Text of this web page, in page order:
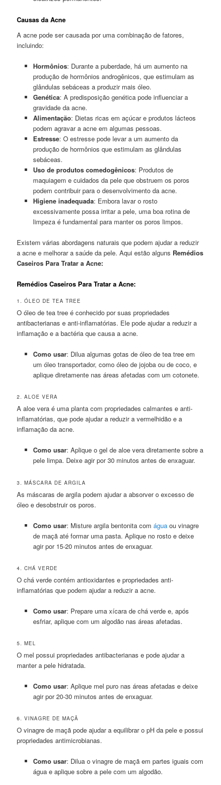
Causas da Acne
A acne pode ser causada por uma combinação de fatores,
incluindo:
Hormônios: Durante a puberdade, há um aumento na
produção de hormônios androgênicos, que estimulam as
glândulas sebáceas a produzir mais óleo.
Genética: A predisposição genética pode influenciar a
gravidade da acne.
Alimentação: Dietas ricas em açúcar e produtos lácteos
podem agravar a acne em algumas pessoas.
Estresse: O estresse pode levar a um aumento da
produção de hormônios que estimulam as glândulas
sebáceas.
Uso de produtos comedogênicos: Produtos de
maquiagem e cuidados da pele que obstruem os poros
podem contribuir para o desenvolvimento da acne.
Higiene inadequada: Embora lavar o rosto
excessivamente possa irritar a pele, uma boa rotina de
limpeza é fundamental para manter os poros limpos.
Existem várias abordagens naturais que podem ajudar a reduzir
a acne e melhorar a saúde da pele. Aqui estão alguns Remédios
Caseiros Para Tratar a Acne:
Remédios Caseiros Para Tratar a Acne:
1. ÓLEO DE TEA TREE
O óleo de tea tree é conhecido por suas propriedades
antibacterianas e anti-inflamatórias. Ele pode ajudar a reduzir a
inflamação e a bactéria que causa a acne.
Como usar: Dilua algumas gotas de óleo de tea tree em
um óleo transportador, como óleo de jojoba ou de coco, e
aplique diretamente nas áreas afetadas com um cotonete.
2. ALOE VERA
A aloe vera é uma planta com propriedades calmantes e anti-
inflamatórias, que pode ajudar a reduzir a vermelhidão e a
inflamação da acne.
Como usar: Aplique o gel de aloe vera diretamente sobre a
pele limpa. Deixe agir por 30 minutos antes de enxaguar.
3. MÁSCARA DE ARGILA
As máscaras de argila podem ajudar a absorver o excesso de
óleo e desobstruir os poros.
Como usar: Misture argila bentonita com águaou vinagre
de maçã até formar uma pasta. Aplique no rosto e deixe
agir por 15-20 minutos antes de enxaguar.
4. CHÁ VERDE
O chá verde contém antioxidantes e propriedades anti-
inflamatórias que podem ajudar a reduzir a acne.
Como usar: Prepare uma xícara de chá verde e, após
esfriar, aplique com um algodão nas áreas afetadas.
5. MEL
O mel possui propriedades antibacterianas e pode ajudar a
manter a pele hidratada.
Como usar: Aplique mel puro nas áreas afetadas e deixe
agir por 20-30 minutos antes de enxaguar.
6. VINAGRE DE MAÇÃ
O vinagre de maçã pode ajudar a equilibrar o pH da pele e possui
propriedades antimicrobianas.
Como usar: Dilua o vinagre de maçã em partes iguais com
água e aplique sobre a pele com um algodão.